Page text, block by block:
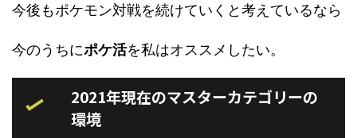
今後もポケモン対戦を続けていくと考えているなら
今のうちにポケ活を私はオススメしたい。
2021年現在のマスターカテゴリーの
環境